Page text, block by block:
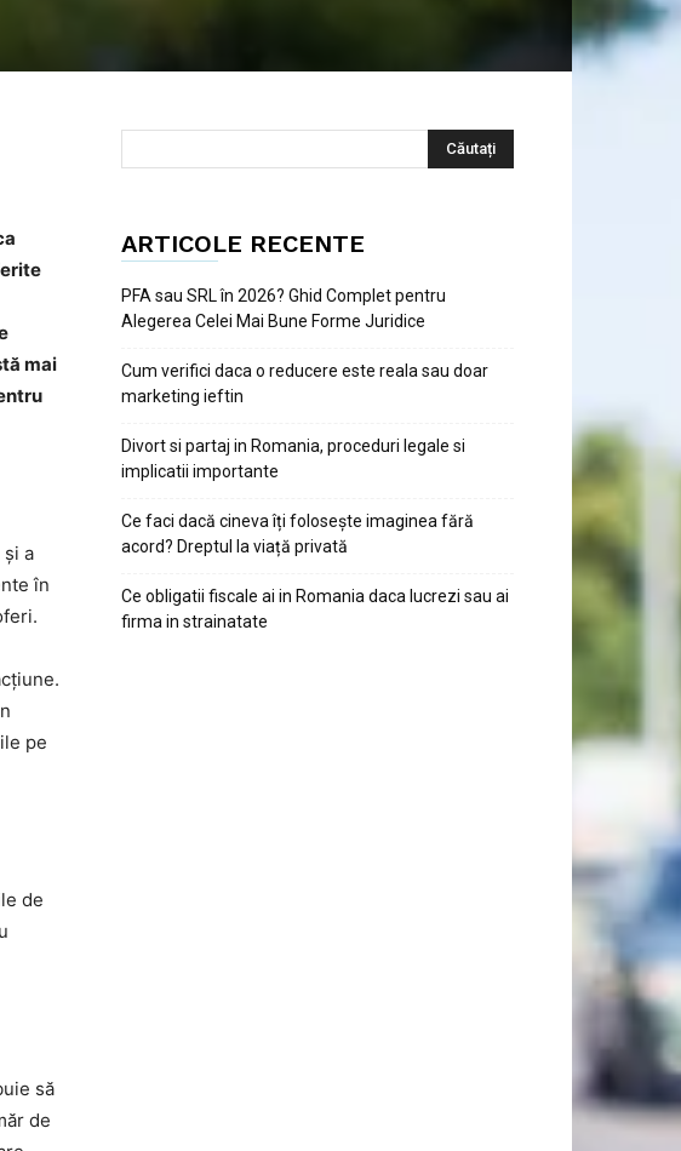
mai
a
în
pe
de
să
de
ARTICOLE RECENTE
PFA sau SRL în 2026? Ghid Complet pentru
Alegerea Celei Mai Bune Forme Juridice
Cum verifici daca o reducere este reala sau doar
marketing ieftin
Divort si partaj in Romania, proceduri legale si
implicatii importante
Ce faci dacă cineva îți folosește imaginea fără
acord? Dreptul la viață privată
Ce obligatii fiscale ai in Romania daca lucrezi sau ai
firma in strainatate